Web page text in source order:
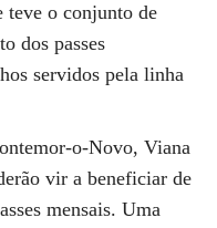
teve o conjunto de
dos passes
servidos pela linha
o-Novo, Viana
vir a beneficiar de
mensais. Uma